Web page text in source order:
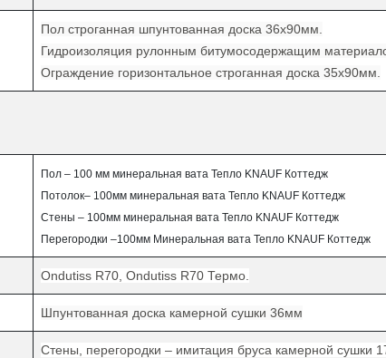
Пол строганная шпунтованная доска 36х90мм.
Гидроизоляция рулонным битумосодержащим
Ограждение горизонтальное строганная доска 35х90мм.
Пол – 100 мм минеральная вата Тепло KNAUF Коттедж
Потолок– 100мм минеральная вата Тепло KNAUF Коттедж
Стены – 100мм минеральная вата Тепло KNAUF Коттедж
Перегородки –100мм Минеральная вата Тепло KNAUF Коттедж
Ondutiss R70, Ondutiss R70Термо
Шпунтованная доска камерной сушки 36мм
Стены, перегородки – имитация бруса камерной сушки